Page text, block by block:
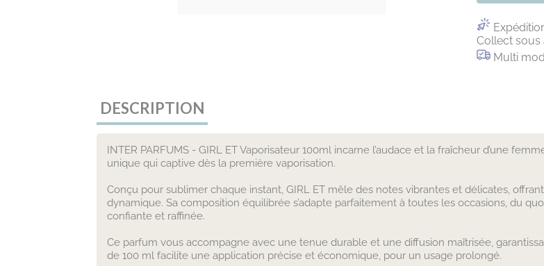
Collect sous
Multi
DESCRIPTION
INTER PARFUMS - GIRL ET Vaporisateur 100ml incarne l’audace et la fraîcheur d’une
unique qui captive dès la première vaporisation.
Conçu pour sublimer chaque instant, GIRL ET mêle des notes vibrantes et délicates,
dynamique. Sa composition équilibrée s’adapte parfaitement à toutes les occasions, du
confiante et raffinée.
Ce parfum vous accompagne avec une tenue durable et une diffusion maîtrisée,
de 100 ml facilite une application précise et économique, pour un usage prolongé.